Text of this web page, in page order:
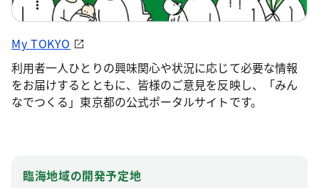
My TOKYO
利用者一人ひとりの興味関心や状況に応じて必要な情報
をお届けするとともに、皆様のご意見を反映し、「みん
なでつくる」東京都の公式ポータルサイトです。
臨海地域の開発予定地